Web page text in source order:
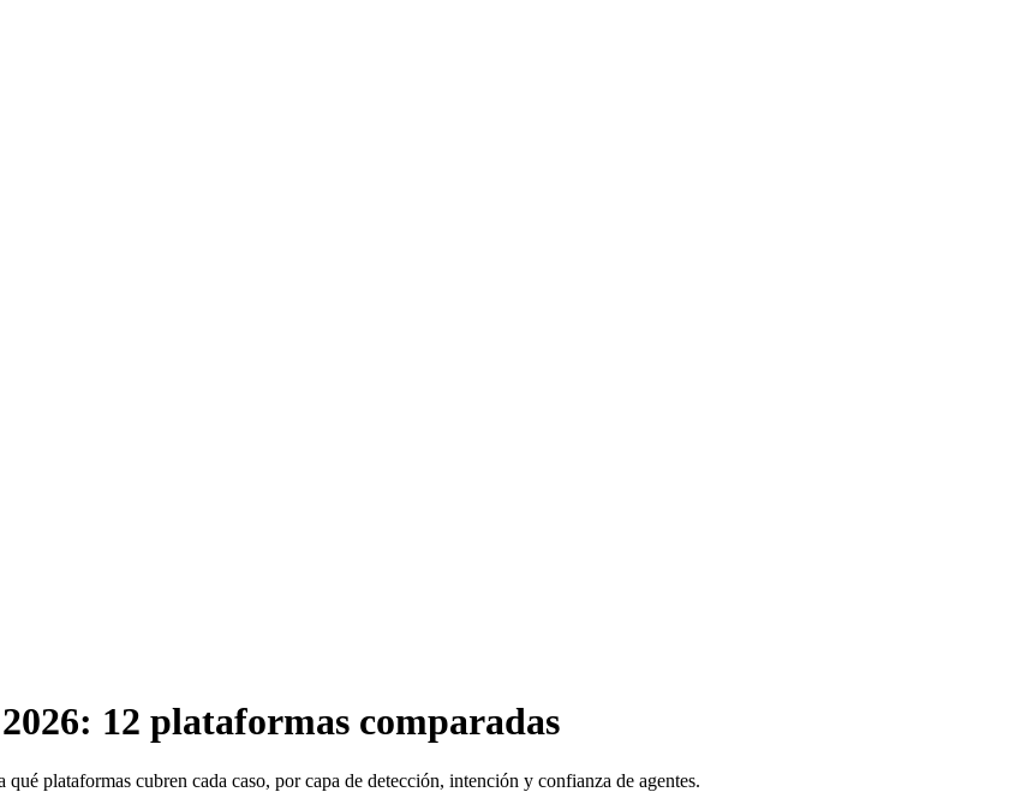
12 plataformas comparadas
plataformas cubren cada caso, por capa de detección, intención y confianza de agentes.